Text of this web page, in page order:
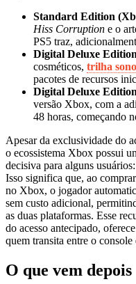
Standard Edition
Hiss Corruption e o
PS5 traz,
Digital Deluxe
cosméticos, trilha
pacotes de recursos
Digital Deluxe
versão Xbox, com a
48 horas, começando
Apesar da exclusividade do
o ecossistema Xbox possui
decisiva para alguns
Isso significa que, ao
no Xbox, o jogador
sem custo adicional,
as duas plataformas. Esse
do acesso antecipado,
quem transita entre o console
O que vem depois